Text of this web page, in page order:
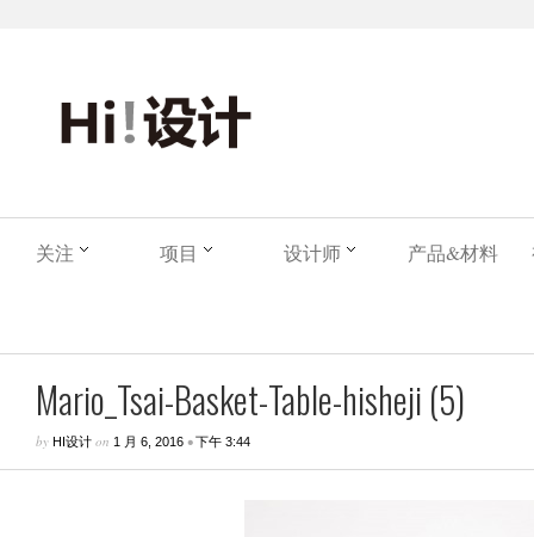
关注 项目 设计师 产品&材料
Mario_Tsai-Basket-Table-hisheji (5)
by HI设计 on 1 月 6, 2016 •下午 3:44